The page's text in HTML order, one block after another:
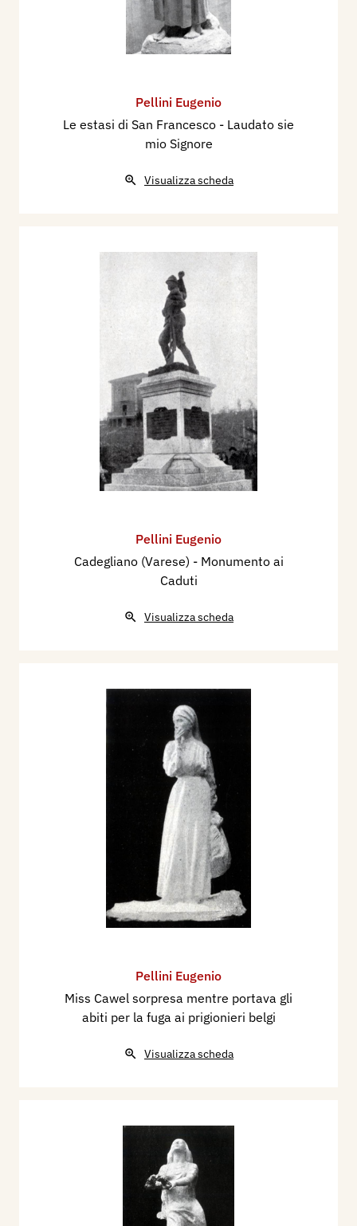
Pellini Eugenio
Le estasi di San Francesco - Laudato sie
mio Signore
Visualizza scheda
Pellini Eugenio
Cadegliano (Varese) - Monumento ai
Caduti
Visualizza scheda
Pellini Eugenio
Miss Cawel sorpresa mentre portava gli
abiti per la fuga ai prigionieri belgi
Visualizza scheda